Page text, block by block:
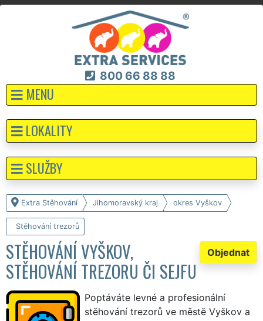
800 66 88 88
MENU
Extra Stěhování Jihomoravský kraj okres Vyškov
Stěhování trezorů
Objednat
STĚHOVÁNÍ VYŠKOV,
STĚHOVÁNÍ TREZORU ČI SEJFU
Poptáváte levné a profesionální
stěhování trezorů ve městě Vyškov a
LOKALITY
SLUŽBY